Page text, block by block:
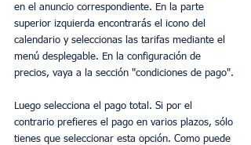
en el anuncio correspondiente. En la parte
superior izquierda encontrarás el icono del
calendario y seleccionas las tarifas mediante el
menú desplegable. En la configuración de
precios, vaya a la sección "condiciones de pago".
Luego selecciona el pago total. Si por el
contrario prefieres el pago en varios plazos, sólo
tienes que seleccionar esta opción. Como puede